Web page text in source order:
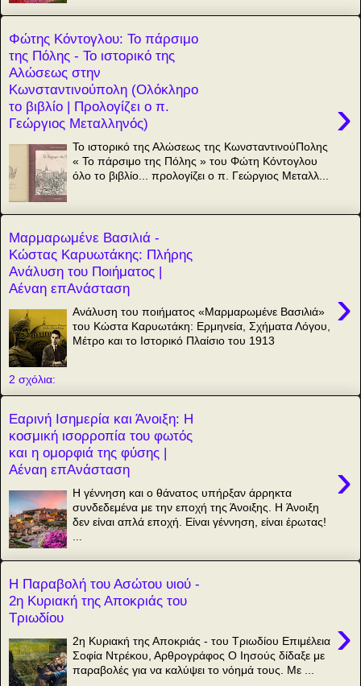
Φώτης Κόντογλου: Το πάρσιμο
της Πόλης - Το ιστορικό της
Αλώσεως στην
Κωνσταντινούπολη (Ολόκληρο
το βιβλίο | Προλογίζει ο π.
Γεώργιος Μεταλληνός)
›
Το ιστορικό της Αλώσεως της ΚωνσταντινούΠολης
« Το πάρσιμο της Πόλης » του Φώτη Κόντογλου
όλο το βιβλίο... προλογίζει ο π. Γεώργιος Μεταλλ...
Μαρμαρωμένε Βασιλιά -
Κώστας Καρυωτάκης: Πλήρης
Ανάλυση του Ποιήματος |
Αέναη επΑνάσταση
›
Ανάλυση του ποιήματος «Μαρμαρωμένε Βασιλιά»
του Κώστα Καρυωτάκη: Ερμηνεία, Σχήματα Λόγου,
Μέτρο και το Ιστορικό Πλαίσιο του 1913
2 σχόλια:
Εαρινή Ισημερία και Άνοιξη: Η
κοσμική ισορροπία του φωτός
και η ομορφιά της φύσης |
Αέναη επΑνάσταση
›
Η γέννηση και ο θάνατος υπήρξαν άρρηκτα
συνδεδεμένα με την εποχή της Άνοιξης. H Άνοιξη
δεν είναι απλά εποχή. Είναι γέννηση, είναι έρωτας!
Η Παραβολή του Ασώτου υιού -
2η Κυριακή της Αποκριάς του
Τριωδίου
›
2η Κυριακή της Αποκριάς - του Τριωδίου Επιμέλεια
Σοφία Ντρέκου, Αρθρογράφος Ο Ιησούς δίδαξε με
παραβολές για να καλύψει το νόημά τους. Με ...